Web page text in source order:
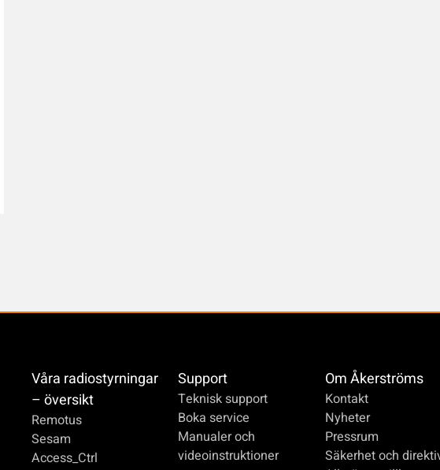
Våra radiostyrningar
– översikt
Remotus
Sesam
Access_Ctrl
Support
Teknisk support
Boka service
Manualer och
videoinstruktioner
Om Åkerströms
Kontakt
Nyheter
Pressrum
Säkerhet och